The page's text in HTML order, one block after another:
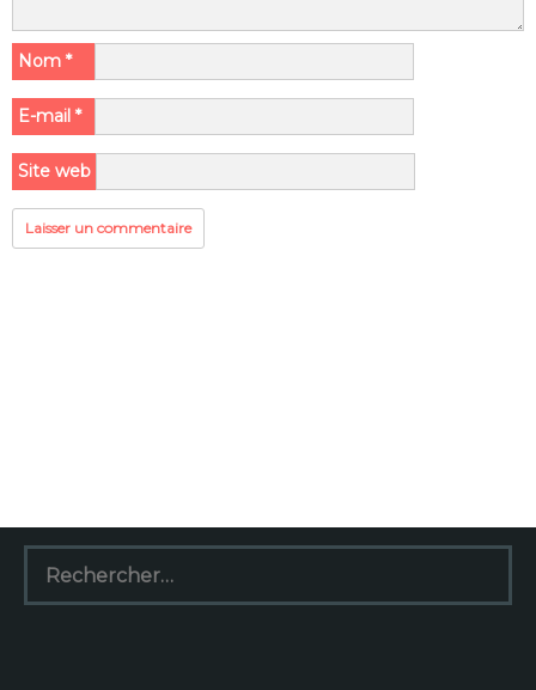
Nom *
E-mail *
Site web
Rechercher :